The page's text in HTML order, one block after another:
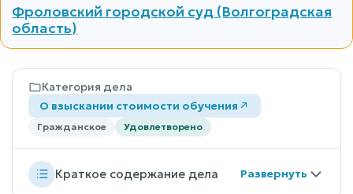
Фроловский городской суд (Волгоградская
область)
Категория дела
О взыскании стоимости обучения
Гражданское Удовлетворено
Краткое содержание дела